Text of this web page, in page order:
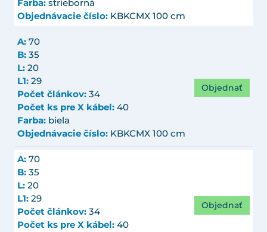
Farba: strieborná
Objednávacie číslo: KBKCMX 100 cm
A: 70
B: 35
L: 20
L1: 29
Počet článkov: 34
Počet ks pre X kábel: 40
Farba: biela
Objednávacie číslo: KBKCMX 100 cm
Objednať
A: 70
B: 35
L: 20
L1: 29
Počet článkov: 34
Počet ks pre X kábel: 40
Objednať